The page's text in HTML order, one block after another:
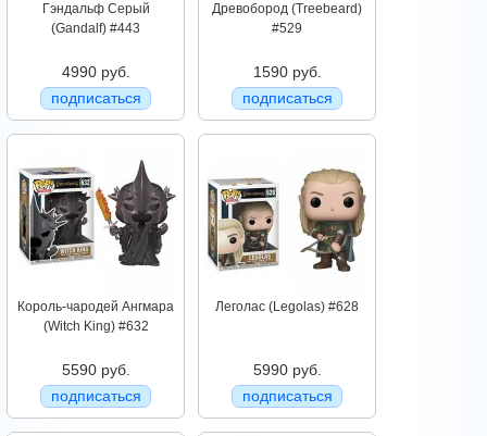
Гэндальф Серый
(Gandalf) #443
4990 руб.
подписаться
Древобород (Treebeard)
#529
1590 руб.
подписаться
Король-чародей Ангмара
(Witch King) #632
5590 руб.
подписаться
Леголас (Legolas) #628
5990 руб.
подписаться